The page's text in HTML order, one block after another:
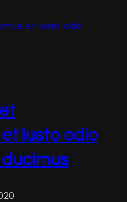
iusto odio